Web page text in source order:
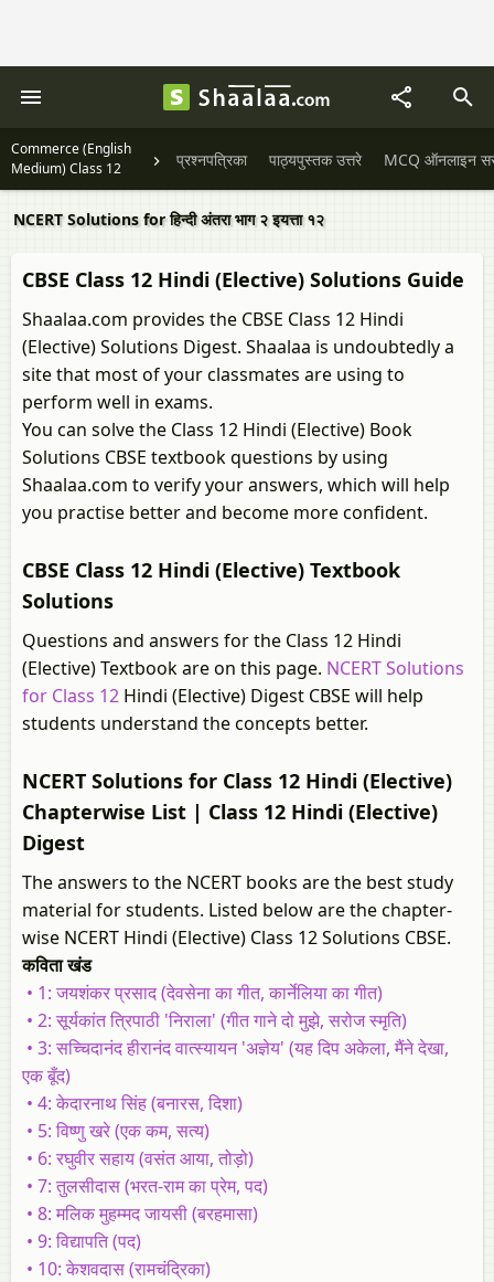
Commerce (English
Medium) Class 12
प्रश्नपत्रिका पाठ्यपुस्तक उत्तरे MCQ ऑनलाइन
NCERT Solutions for हिन्दी अंतरा भाग २ इयत्ता १२
CBSE Class 12 Hindi (Elective) Solutions Guide
Shaalaa.com provides the CBSE Class 12 Hindi
(Elective) Solutions Digest. Shaalaa is undoubtedly a
site that most of your classmates are using to
perform well in exams.
You can solve the Class 12 Hindi (Elective) Book
Solutions CBSE textbook questions by using
Shaalaa.com to verify your answers, which will help
you practise better and become more confident.
CBSE Class 12 Hindi (Elective) Textbook
Solutions
Questions and answers for the Class 12 Hindi
(Elective) Textbook are on this page. NCERT Solutions
for Class 12 Hindi (Elective) Digest CBSE will help
students understand the concepts better.
NCERT Solutions for Class 12 Hindi (Elective)
Chapterwise List | Class 12 Hindi (Elective)
Digest
The answers to the NCERT books are the best study
material for students. Listed below are the chapter-
wise NCERT Hindi (Elective) Class 12 Solutions CBSE.
कविता खंड
• 1: जयशंकर प्रसाद (देवसेना का गीत, कार्नेलिया का गीत)
• 2: सूर्यकांत त्रिपाठी 'निराला' (गीत गाने दो मुझे, सरोज स्मृति)
• 3: सच्चिदानंद हीरानंद वात्स्यायन 'अज्ञेय' (यह दिप अकेला, मैंने देखा,
एक बूँद)
• 4: केदारनाथ सिंह (बनारस, दिशा)
• 5: विष्णु खरे (एक कम, सत्य)
• 6: रघुवीर सहाय (वसंत आया, तोड़ो)
• 7: तुलसीदास (भरत-राम का प्रेम, पद)
• 8: मलिक मुहम्मद जायसी (बरहमासा)
• 9: विद्यापति (पद)
• 10: केशवदास (रामचंद्रिका)